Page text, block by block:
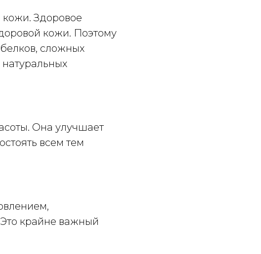
Здоровое
кожи. Поэтому
сложных
Она улучшает
всем тем
крайне важный